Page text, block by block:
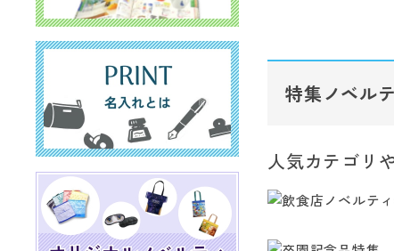
特集ノベル
人気カテゴリ